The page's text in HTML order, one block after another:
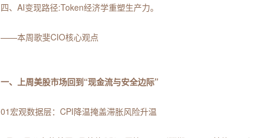
四、AI变现路径:Token经济学重塑生产力。
——本周歌斐CIO核心观点
一、上周美股市场回到“现金流与安全边际”
01宏观数据层：CPI降温掩盖滞胀风险升温